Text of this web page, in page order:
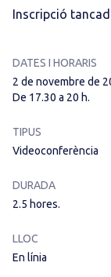
Inscripció
DATES I HORARIS
2 de novembre de
De 17.30 a 20 h.
TIPUS
Videoconferència
DURADA
2.5 hores.
LLOC
En línia